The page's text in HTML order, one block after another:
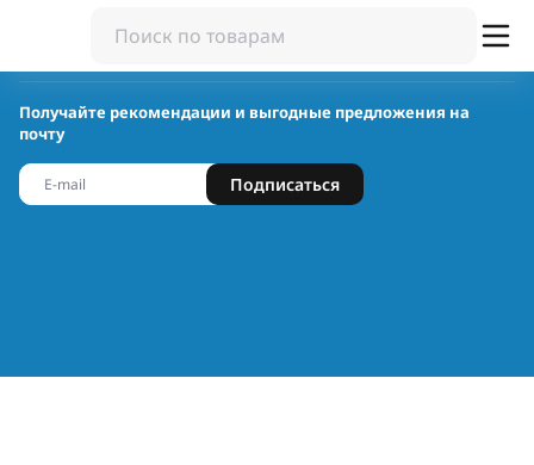
Получайте рекомендации и выгодные предложения на
почту
Подписаться